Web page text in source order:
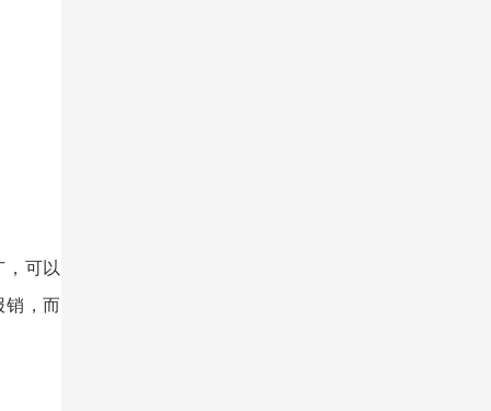
， 可以
销 ，而